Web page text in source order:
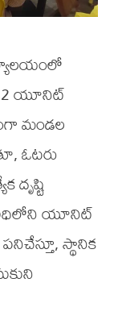
యూనిట్
మండల
ఓటరు
దృష్టి
యూనిట్
స్థానిక